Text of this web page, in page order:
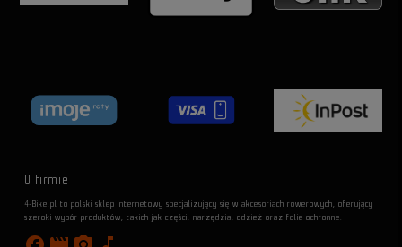
O firmie
4-Bike.pl to polski sklep internetowy specjalizujący się w akcesoriach rowerowych, oferujący
szeroki wybór produktów, takich jak części, narzędzia, odzież oraz folie ochronne.